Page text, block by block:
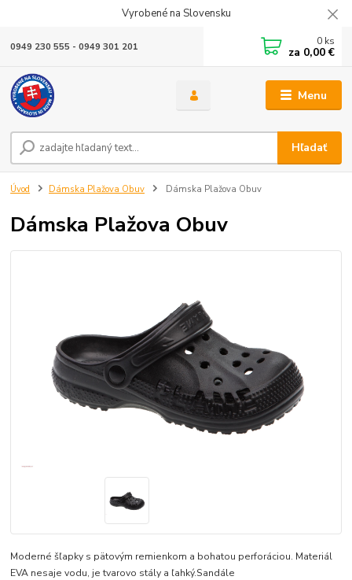
Vyrobené na Slovensku
Menu
Hľadať
0949 230 555 - 0949 301 201 0 ks
za 0,00 €
Úvod Dámska Plažova Obuv Dámska Plažova Obuv
Dámska Plažova Obuv
Moderné šľapky s pätovým remienkom a bohatou perforáciou. Materiál
EVA nesaje vodu, je tvarovo stály a ľahký.Sandále